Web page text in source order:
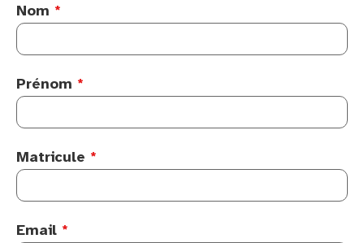
Nom *
Prénom *
Matricule *
Email *